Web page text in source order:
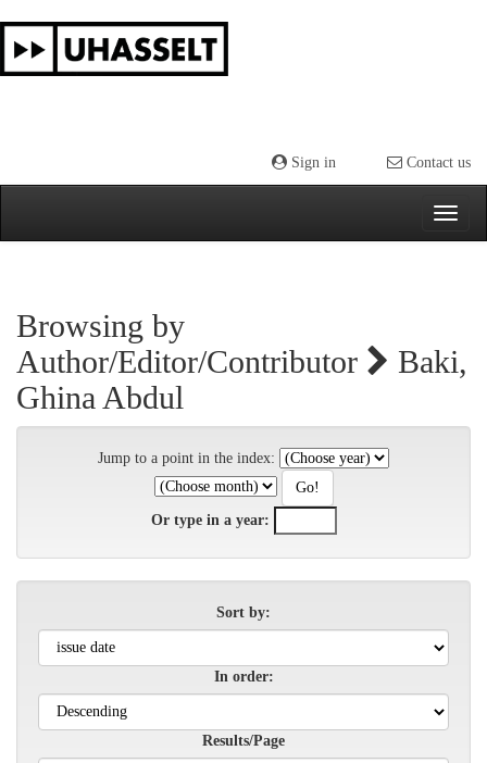
navigation
Sign in Contact us
Browsing by
Author/Editor/Contributor
Baki,
Ghina Abdul
Jump to a point in the index:
Or type in a year:
Sort by:
In order:
Results/Page